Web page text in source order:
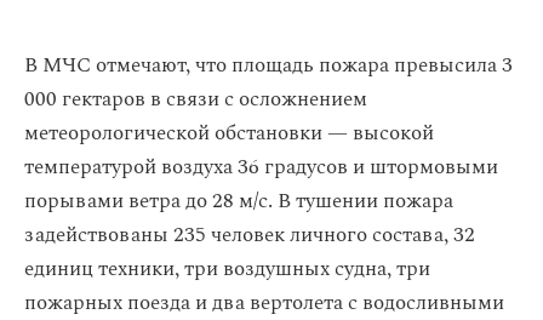
В МЧС отмечают, что площадь пожара превысила 3
000 гектаров в связи с осложнением
метеорологической обстановки — высокой
температурой воздуха 36 градусов и штормовыми
порывами ветра до 28 м/с. В тушении пожара
задействованы 235 человек личного состава, 32
единиц техники, три воздушных судна, три
пожарных поезда и два вертолета с водосливными